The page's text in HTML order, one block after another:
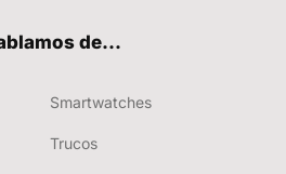
de...
Smartwatches
Trucos